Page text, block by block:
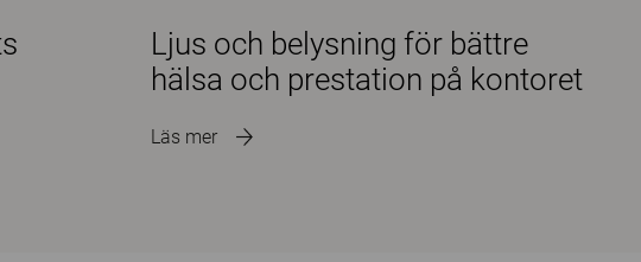
Ljus och belysning för bättre
hälsa och prestation på kontoret
Läs mer